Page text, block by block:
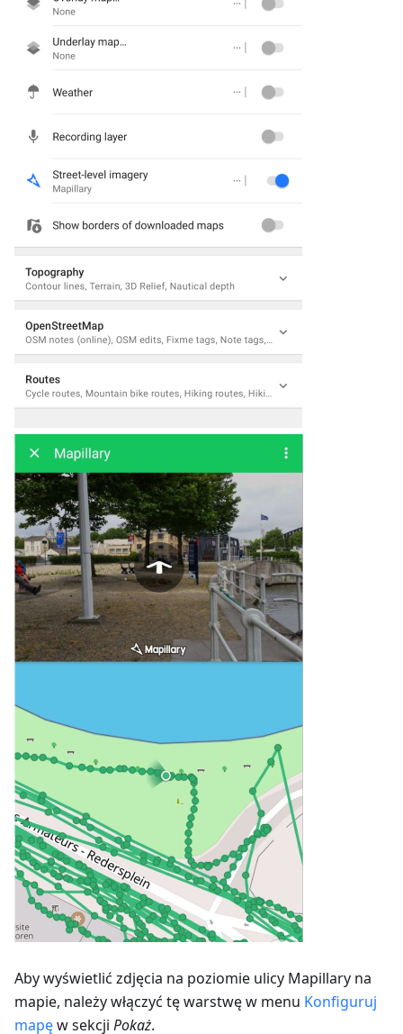
Aby wyświetlić zdjęcia na poziomie ulicy Mapillary na
mapie, należy włączyć tę warstwę w menu Konfiguruj
mapęw sekcji Pokaż.